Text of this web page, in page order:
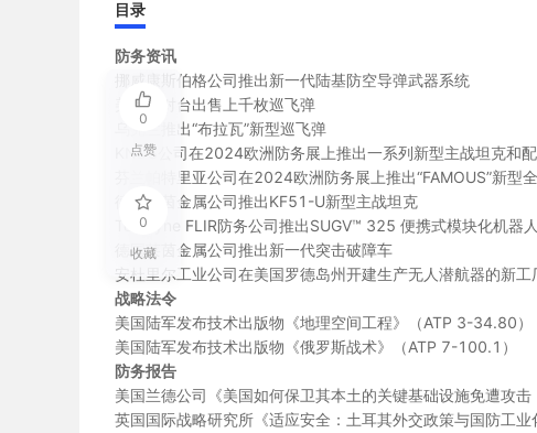
目录
防务资讯
挪威康斯伯格公司推出新一代陆基防空导弹武器系统
美国将对台出售上千枚巡飞弹
乌克兰推出“布拉瓦”新型巡飞弹
KNDS公司在2024欧洲防务展上推出一系列新型主战坦克和
芬兰帕特里亚公司在2024欧洲防务展上推出“FAMOUS”新型
德国莱茵金属公司推出KF51-U新型主战坦克
Teledyne FLIR防务公司推出SUGV™ 325 便携式模块化机器人
德国莱茵金属公司推出新一代突击破障车
安杜里尔工业公司在美国罗德岛州开建生产无人潜航器的新工
战略法令
美国陆军发布技术出版物《地理空间工程》（ATP 3-34.80）
美国陆军发布技术出版物《俄罗斯战术》（ATP 7-100.1）
防务报告
美国兰德公司《美国如何保卫其本土的关键基础设施免遭攻击
英国国际战略研究所《适应安全：土耳其外交政策与国防工业
0
点赞
0
收藏